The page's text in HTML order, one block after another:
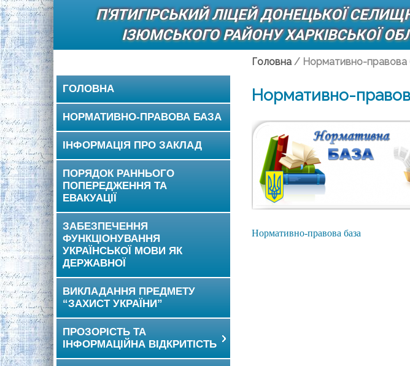
П'ЯТИГІРСЬКИЙ ЛІЦЕЙ ДОНЕЦЬКОЇ
ІЗЮМСЬКОГО РАЙОНУ ХАРКІВСЬКОЇ
Головна / Нормативно-правова
ГОЛОВНА
НОРМАТИВНО-ПРАВОВА БАЗА
ІНФОРМАЦІЯ ПРО ЗАКЛАД
ПОРЯДОК РАННЬОГО
ПОПЕРЕДЖЕННЯ ТА
ЕВАКУАЦІЇ
ЗАБЕЗПЕЧЕННЯ
ФУНКЦІОНУВАННЯ
УКРАЇНСЬКОЇ МОВИ ЯК
ДЕРЖАВНОЇ
ВИКЛАДАННЯ ПРЕДМЕТУ
“ЗАХИСТ УКРАЇНИ”
ПРОЗОРІСТЬ ТА
ІНФОРМАЦІЙНА ВІДКРИТІСТЬ
Нормативно-
Нормативно-правова база